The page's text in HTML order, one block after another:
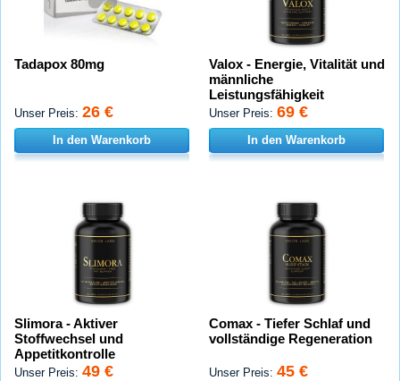
Tadapox 80mg
Unser Preis: 26 €
In den Warenkorb
Valox - Energie, Vitalität und
männliche
Leistungsfähigkeit
Unser Preis: 69 €
In den Warenkorb
Slimora - Aktiver
Stoffwechsel und
Appetitkontrolle
Unser Preis: 49 €
Comax - Tiefer Schlaf und
vollständige Regeneration
Unser Preis: 45 €